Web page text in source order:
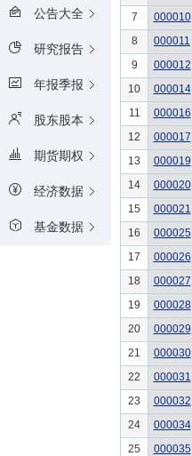
公告大全
研究报告
年报季报
股东股本
期货期权
经济数据
基金数据
7
000010
8
000011
9
000012
10
000014
11
000016
12
000017
13
000019
14
000020
15
000021
16
000025
17
000026
18
000027
19
000028
20
000029
21
000030
22
000031
23
000032
24
000034
25
000035